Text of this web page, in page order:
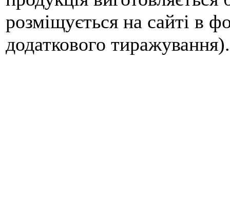
розміщується на сайті в
додаткового тиражування).